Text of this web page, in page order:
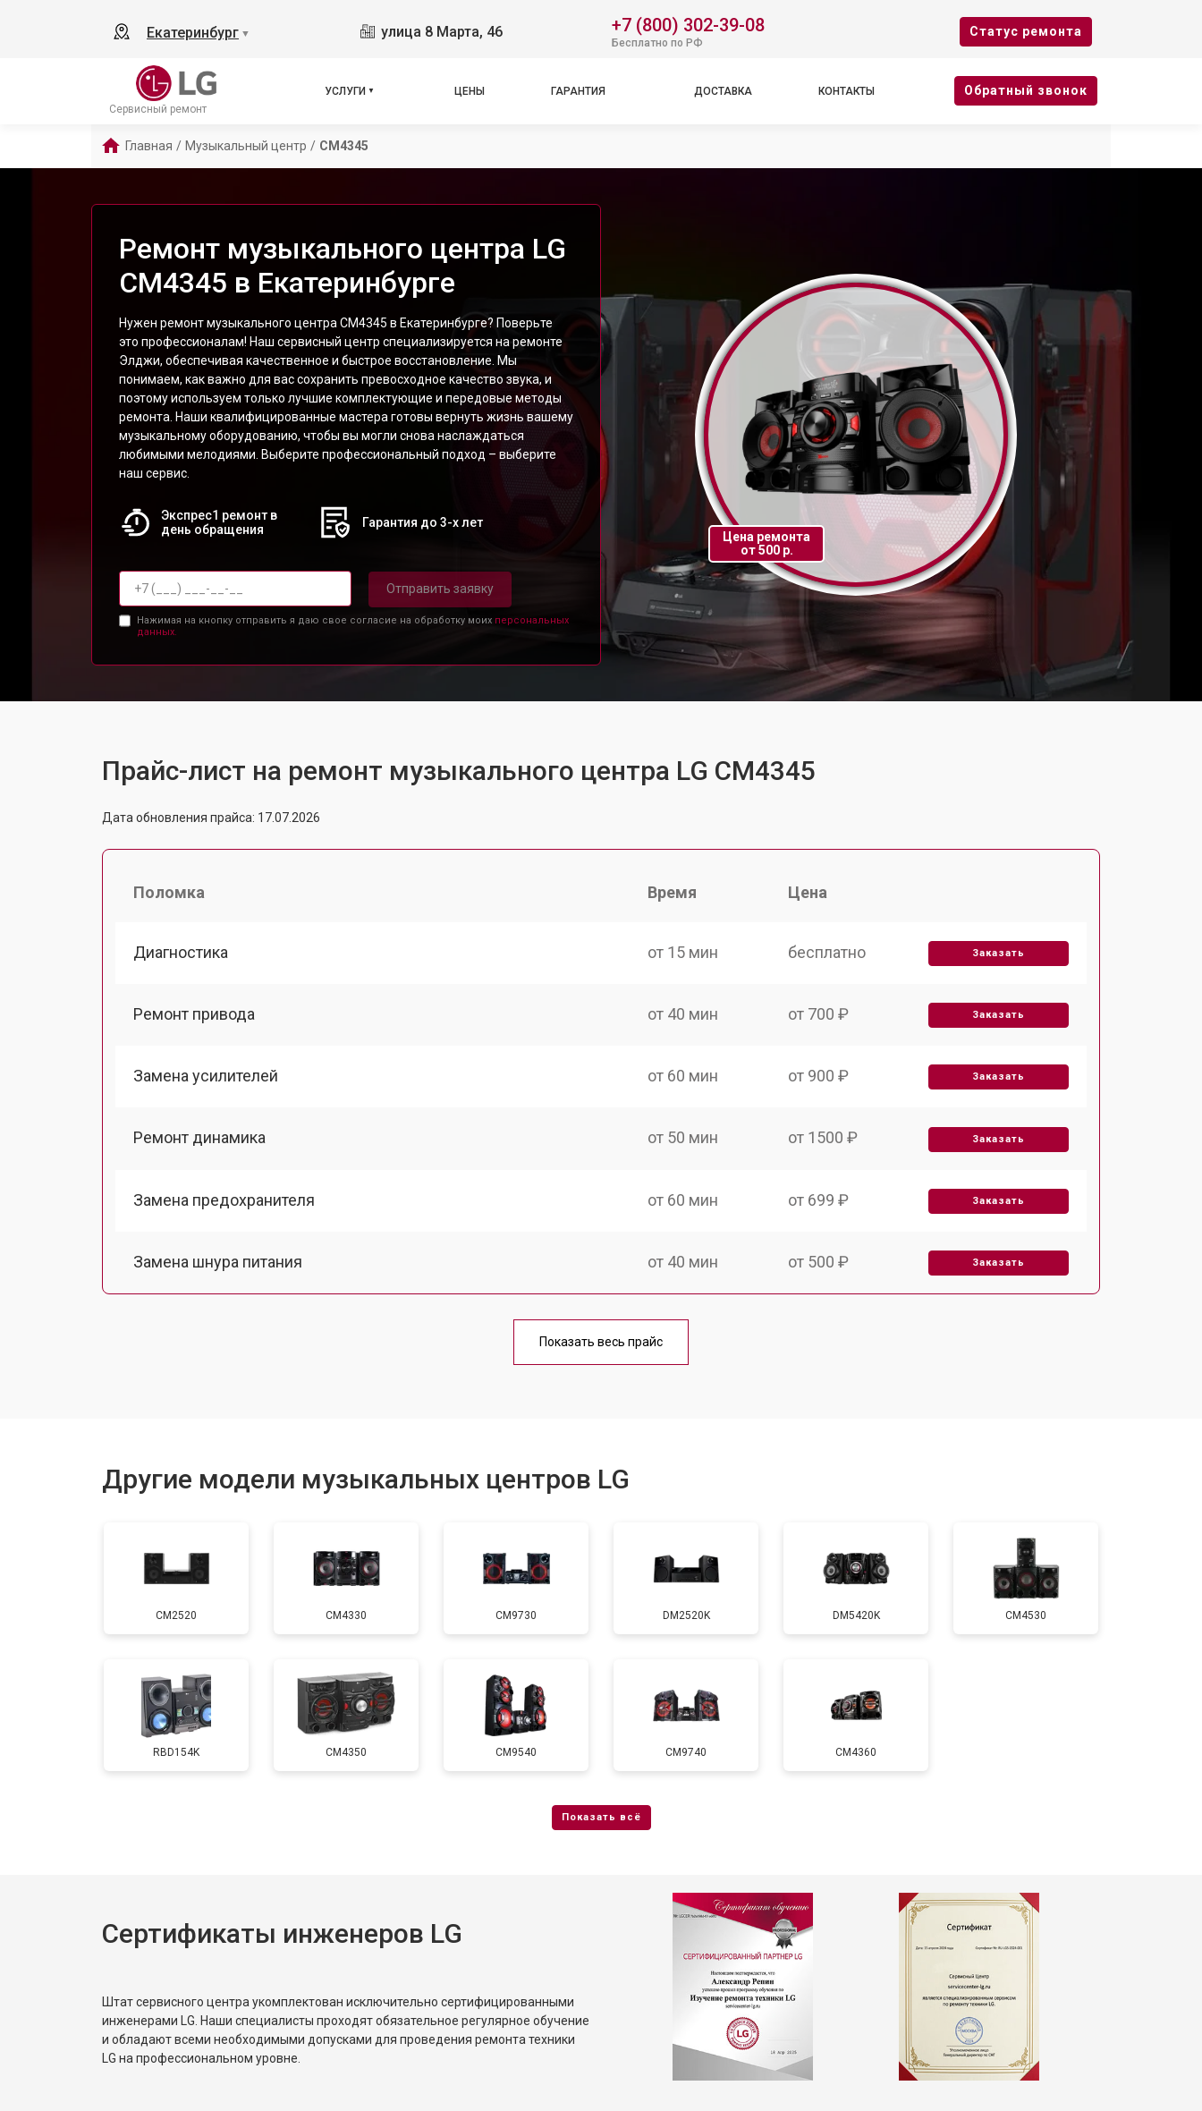
Екатеринбург ▼ улица 8 Марта, 46 +7 (800) 302-39-08
Бесплатно по РФ
Cтатус ремонта
Сервисный ремонт
УСЛУГИ ЦЕНЫ ГАРАНТИЯ ДОСТАВКА КОНТАКТЫ Oбратный звонок
Главная / Музыкальный центр / CM4345
Ремонт музыкального центра LG
CM4345 в Екатеринбурге
Нужен ремонт музыкального центра CM4345 в Екатеринбурге? Поверьте
это профессионалам! Наш сервисный центр специализируется на ремонте
Элджи, обеспечивая качественное и быстрое восстановление. Мы
понимаем, как важно для вас сохранить превосходное качество звука, и
поэтому используем только лучшие комплектующие и передовые методы
ремонта. Наши квалифицированные мастера готовы вернуть жизнь вашему
музыкальному оборудованию, чтобы вы могли снова наслаждаться
любимыми мелодиями. Выберите профессиональный подход – выберите
наш сервис.
Экспрес1 ремонт в
день обращения
Гарантия до 3-х лет
Отправить заявку
Нажимая на кнопку отправить я даю свое согласие на обработку моих персональных
данных.
Цена ремонта
от 500 р.
Прайс-лист на ремонт музыкального центра LG CM4345
Дата обновления прайса: 17.07.2026
Поломка Время Цена
Диагностика от 15 мин бесплатно Заказать
Ремонт привода от 40 мин от 700 ₽ Заказать
Замена усилителей от 60 мин от 900 ₽ Заказать
Ремонт динамика от 50 мин от 1500 ₽ Заказать
Замена предохранителя от 60 мин от 699 ₽ Заказать
Замена шнура питания от 40 мин от 500 ₽ Заказать
от 60 мин
Ремонт блока питания от 60 мин от 1000 ₽ Заказать
Замена кнопок от 40 мин от 500 ₽ Заказать
Показать весь прайс
Другие модели музыкальных центров LG
CM2520 CM4330 CM9730 DM2520K DM5420K CM4530
RBD154K CM4350 CM9540 CM9740 CM4360
Сертификаты инженеров LG
Штат сервисного центра укомплектован исключительно сертифицированными
инженерами LG. Наши специалисты проходят обязательное регулярное обучение
и обладают всеми необходимыми допусками для проведения ремонта техники
LG на профессиональном уровне.